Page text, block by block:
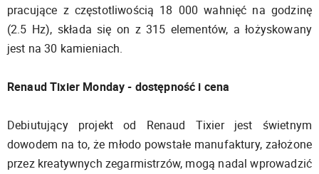
pracujące z częstotliwością 18 000 wahnięć na godzinę
(2.5 Hz), składa się on z 315 elementów, a łożyskowany
jest na 30 kamieniach.
Renaud Tixier Monday - dostępność i cena
Debiutujący projekt od Renaud Tixier jest świetnym
dowodem na to, że młodo powstałe manufaktury, założone
przez kreatywnych zegarmistrzów, mogą nadal wprowadzić